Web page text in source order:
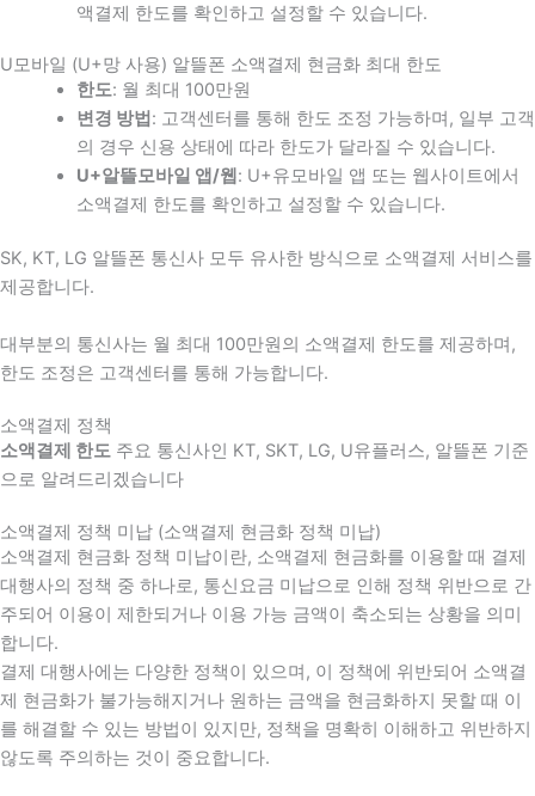
액결제 한도를 확인하고 설정할 수 있습니다.
U모바일 (U+망 사용) 알뜰폰 소액결제 현금화 최대 한도
한도: 월 최대 100만원
변경 방법 : 고객센터를 통해 한도 조정 가능하며, 일부 고객
의 경우 신용 상태에 따라 한도가 달라질 수 있습니다.
U+알뜰모바일 앱/웹 : U+유모바일 앱 또는 웹사이트에서
소액결제 한도를 확인하고 설정할 수 있습니다.
SK, KT, LG 알뜰폰 통신사 모두 유사한 방식으로 소액결제 서비스를
제공합니다.
대부분의 통신사는 월 최대 100만원의 소액결제 한도를 제공하며,
한도 조정은 고객센터를 통해 가능합니다.
소액결제 정책
소액결제 한도 주요 통신사인 KT, SKT, LG, U유플러스, 알뜰폰 기준
으로 알려드리겠습니다
소액결제 정책 미납 (소액결제 현금화 정책 미납)
소액결제 현금화 정책 미납이란, 소액결제 현금화를 이용할 때 결제
대행사의 정책 중 하나로, 통신요금 미납으로 인해 정책 위반으로 간
주되어 이용이 제한되거나 이용 가능 금액이 축소되는 상황을 의미
합니다.
결제 대행사에는 다양한 정책이 있으며, 이 정책에 위반되어 소액결
제 현금화가 불가능해지거나 원하는 금액을 현금화하지 못할 때 이
를 해결할 수 있는 방법이 있지만, 정책을 명확히 이해하고 위반하지
않도록 주의하는 것이 중요합니다.